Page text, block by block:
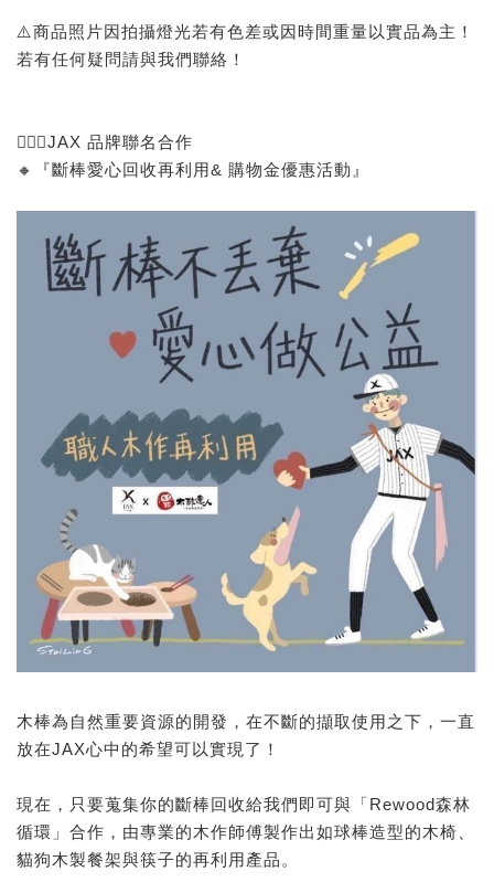
⚠️商品照片因拍攝燈光若有色差或因時間重量以實品為主！
若有任何疑問請與我們聯絡！
🙅🏻‍♂️JAX 品牌聯名合作
🔸『斷棒愛心回收再利用& 購物金優惠活動』
木棒為自然重要資源的開發，在不斷的擷取使用之下，一直
放在JAX心中的希望可以實現了！
現在，只要蒐集你的斷棒回收給我們即可與「Rewood森林
循環」合作，由專業的木作師傅製作出如球棒造型的木椅、
貓狗木製餐架與筷子的再利用產品。